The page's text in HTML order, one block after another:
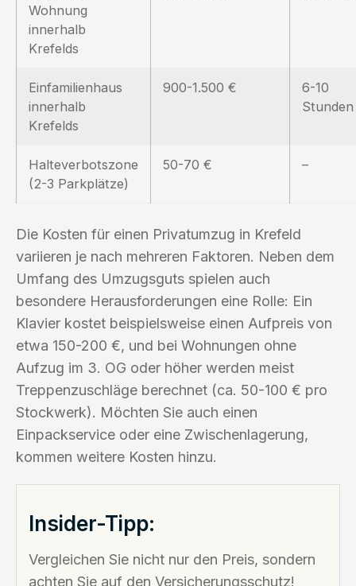
Wohnung
innerhalb
Krefelds
Einfamilienhaus
innerhalb
Krefelds
900-1.500 €
6-10
Stunden
Halteverbotszone
(2-3 Parkplätze)
50-70 € –
Die Kosten für einen Privatumzug in Krefeld
variieren je nach mehreren Faktoren. Neben dem
Umfang des Umzugsguts spielen auch
besondere Herausforderungen eine Rolle: Ein
Klavier kostet beispielsweise einen Aufpreis von
etwa 150-200 €, und bei Wohnungen ohne
Aufzug im 3. OG oder höher werden meist
Treppenzuschläge berechnet (ca. 50-100 € pro
Stockwerk). Möchten Sie auch einen
Einpackservice oder eine Zwischenlagerung,
kommen weitere Kosten hinzu.
Insider-Tipp:
Vergleichen Sie nicht nur den Preis, sondern
achten Sie auf den Versicherungsschutz!